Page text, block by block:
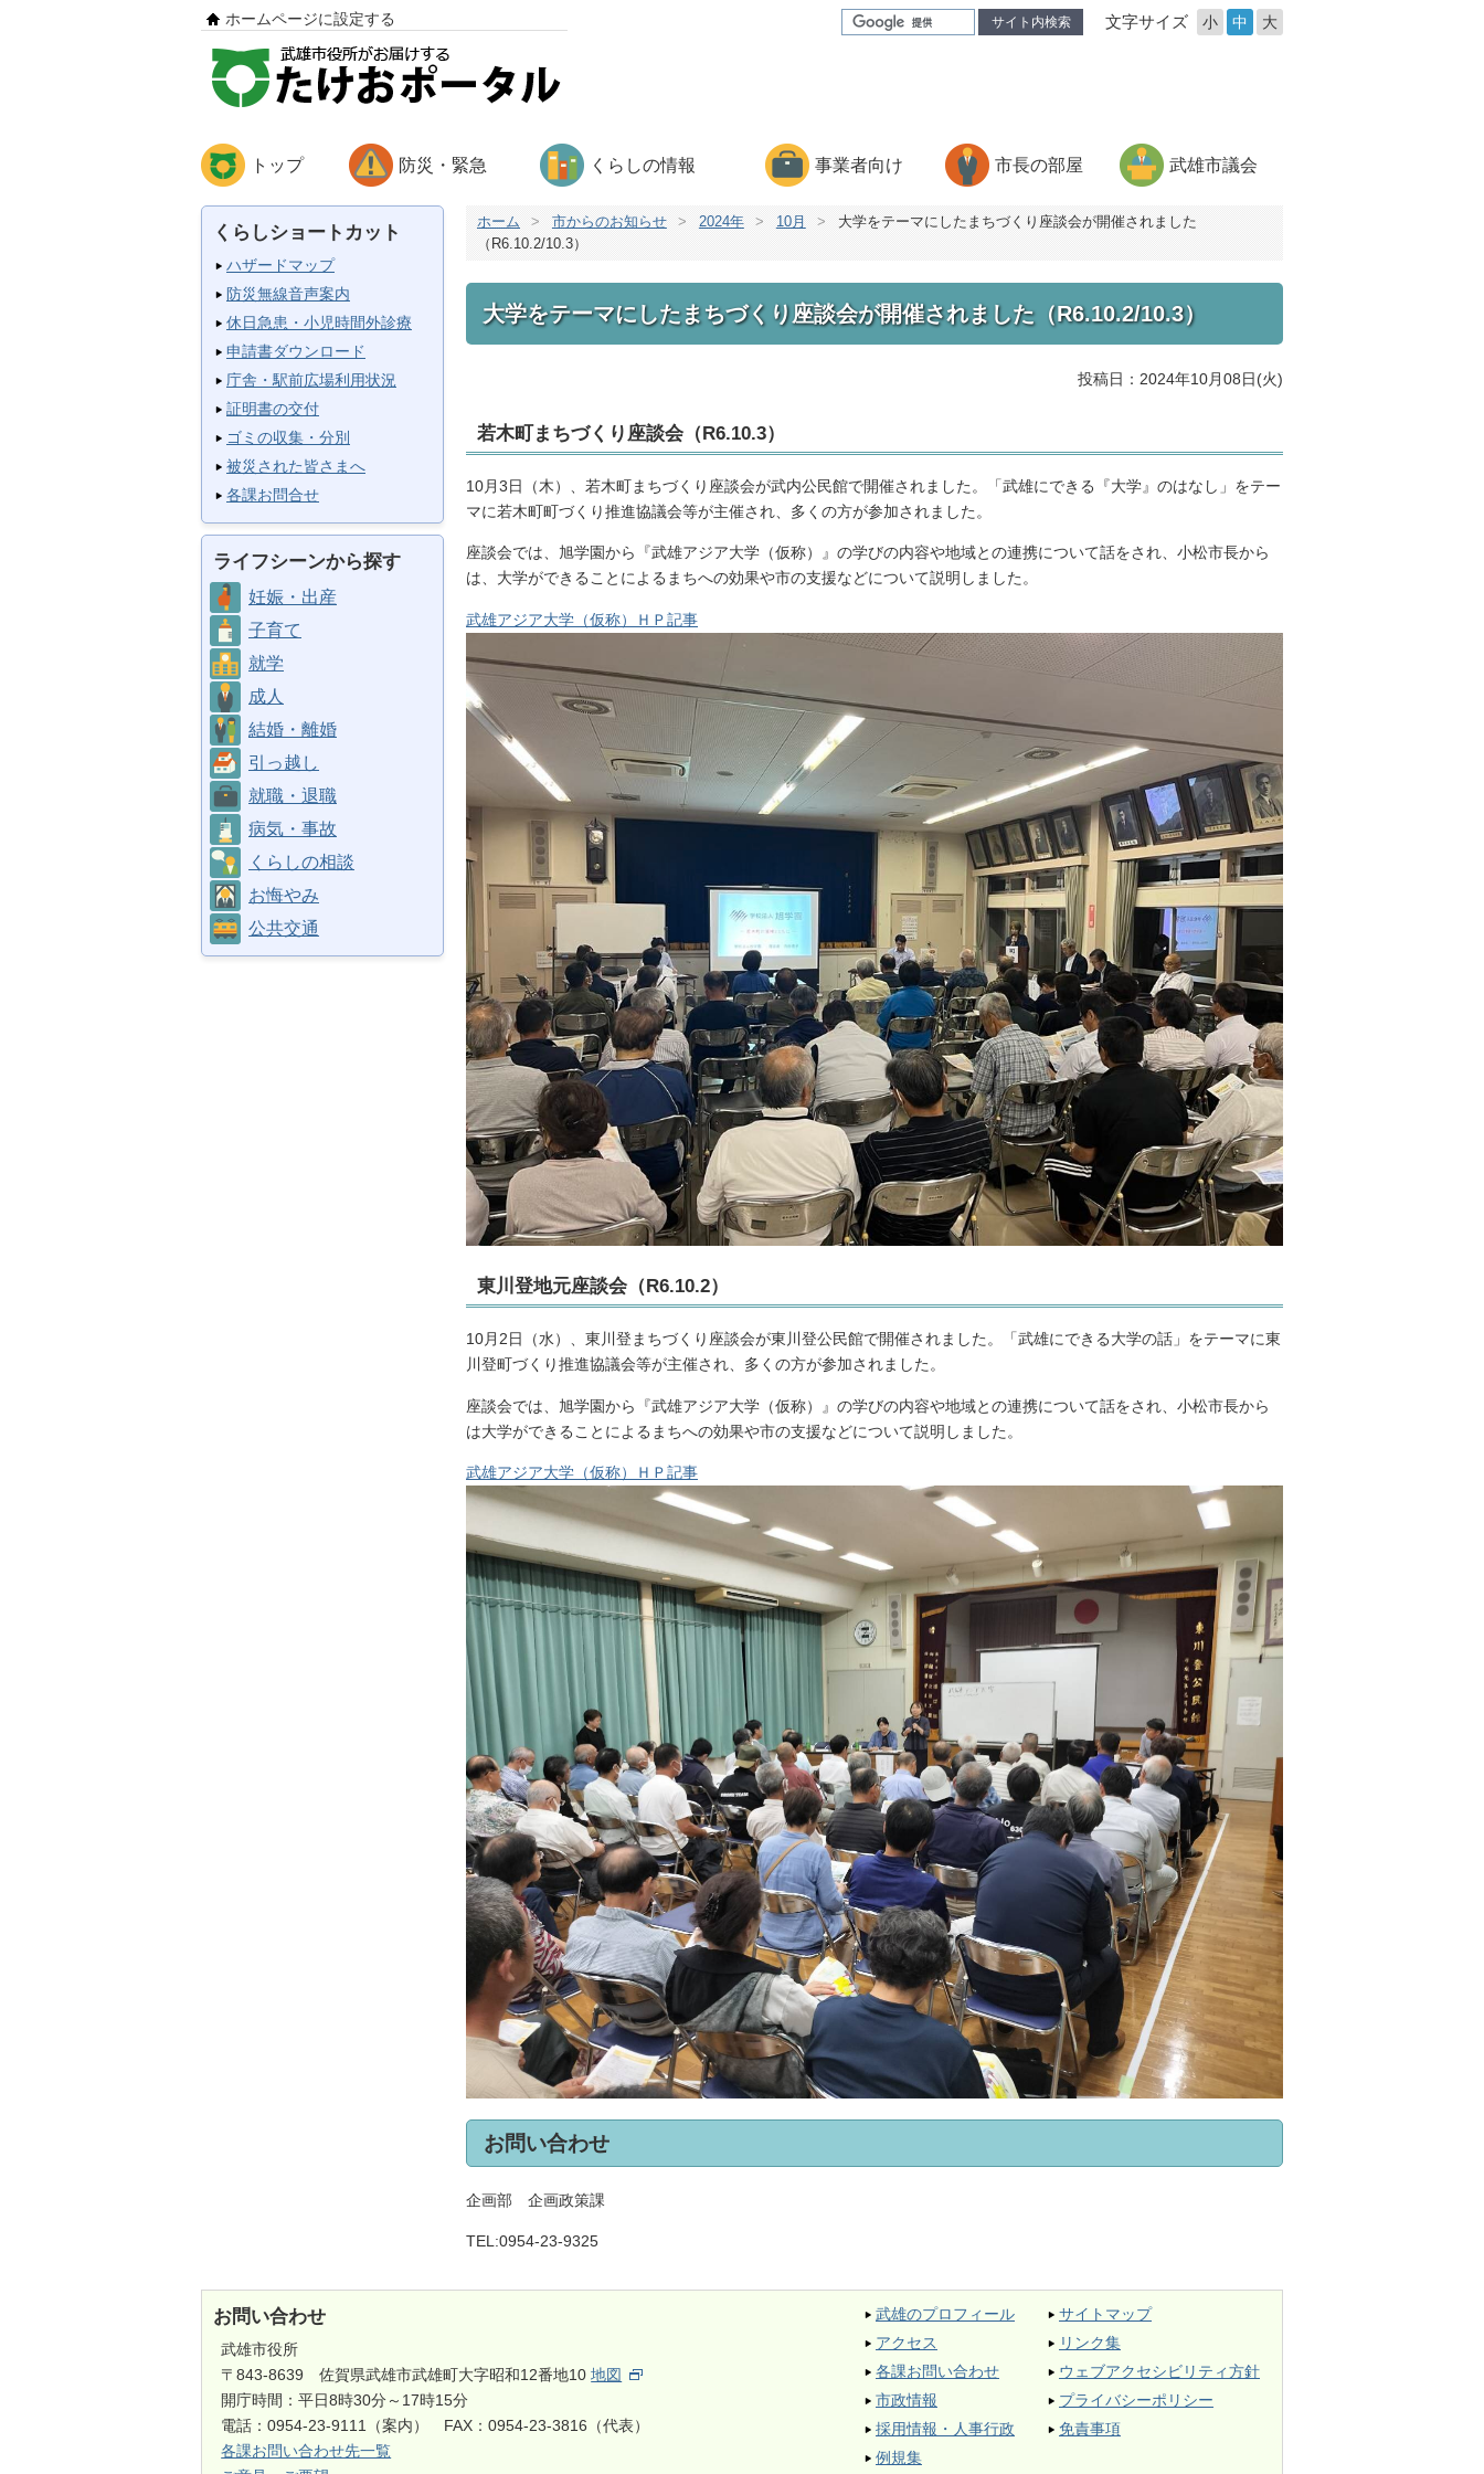
サイト内検索 文字サイズ 小 中 大
ホームページに設定する
トップ 防災・緊急 くらしの情報 事業者向け 市長の部屋 武雄市議会
くらしショートカット
ハザードマップ
防災無線音声案内
休日急患・小児時間外診療
申請書ダウンロード
庁舎・駅前広場利用状況
証明書の交付
ゴミの収集・分別
被災された皆さまへ
各課お問合せ
ライフシーンから探す
妊娠・出産
子育て
就学
成人
結婚・離婚
引っ越し
就職・退職
病気・事故
くらしの相談
お悔やみ
公共交通
ホーム > 市からのお知らせ > 2024年 > 10月 >
大学をテーマにしたまちづくり座談会が開催されました
（R6.10.2/10.3）
大学をテーマにしたまちづくり座談会が開催されました（R6.10.2/10.3）
投稿日：2024年10月08日(火)
若木町まちづくり座談会（R6.10.3）
10月3日（木）、若木町まちづくり座談会が武内公民館で開催されました。「武雄にできる『大学』のはなし」をテー
マに若木町町づくり推進協議会等が主催され、多くの方が参加されました。
座談会では、旭学園から『武雄アジア大学（仮称）』の学びの内容や地域との連携について話をされ、小松市長から
は、大学ができることによるまちへの効果や市の支援などについて説明しました。
武雄アジア大学（仮称）ＨＰ記事
東川登地元座談会（R6.10.2）
10月2日（水）、東川登まちづくり座談会が東川登公民館で開催されました。「武雄にできる大学の話」をテーマに東
川登町づくり推進協議会等が主催され、多くの方が参加されました。
座談会では、旭学園から『武雄アジア大学（仮称）』の学びの内容や地域との連携について話をされ、小松市長から
は大学ができることによるまちへの効果や市の支援などについて説明しました。
武雄アジア大学（仮称）ＨＰ記事
お問い合わせ
企画部 企画政策課
TEL:0954-23-9325
お問い合わせ
武雄市役所
〒843-8639 佐賀県武雄市武雄町大字昭和12番地10地図
開庁時間：平日8時30分～17時15分
電話：0954-23-9111（案内） FAX：0954-23-3816（代表）
各課お問い合わせ先一覧
武雄のプロフィール
アクセス
各課お問い合わせ
市政情報
採用情報・人事行政
例規集
サイトマップ
リンク集
ウェブアクセシビリティ方針
プライバシーポリシー
免責事項